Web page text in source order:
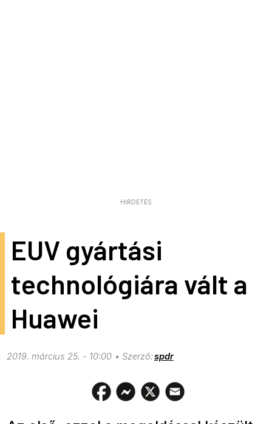
HIRDETÉS
EUV gyártási
technológiára vált a
Huawei
2019. március 25. - 10:00 spdr